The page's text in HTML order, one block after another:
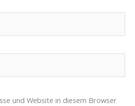
und Website in diesem Browser